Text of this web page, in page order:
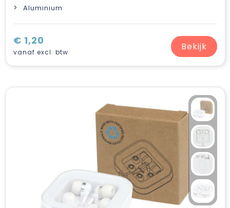
Aluminium
€ 1,20
vanaf excl. btw Bekijk